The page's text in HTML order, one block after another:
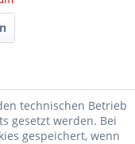
technischen Betrieb
gesetzt werden. Bei
gespeichert, wenn